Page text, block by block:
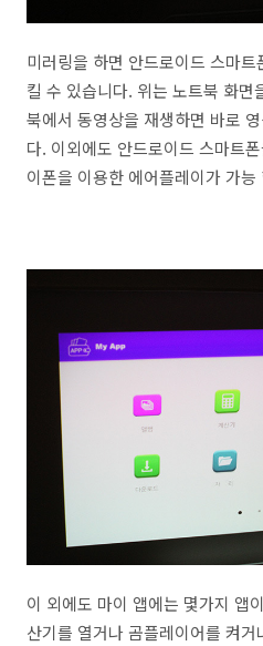
미러링을 하면 안드로이드 스마
킬 수 있습니다. 위는 노트북 화면
북에서 동영상을 재생하면 바로
다. 이외에도 안드로이드 스마트
이폰을 이용한 에어플레이가 가능
이 외에도 마이 앱에는 몇가지 앱
산기를 열거나 곰플레이어를 켜